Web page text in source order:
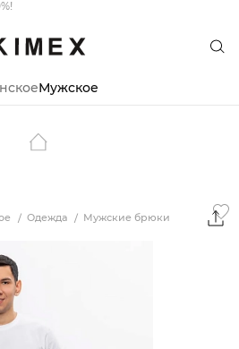
Мужское
Одежда Мужские брюки